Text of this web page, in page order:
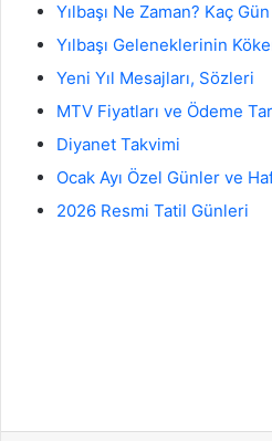
Yılbaşı Ne Zaman? Kaç
Yılbaşı Geleneklerinin
Yeni Yıl Mesajları, Sözleri
MTV Fiyatları ve Ödeme
Diyanet Takvimi
Ocak Ayı Özel Günler ve
2026 Resmi Tatil Günleri